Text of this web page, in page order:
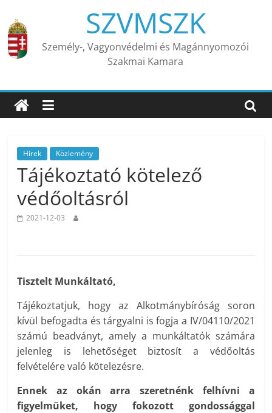
content
SZVMSZK
Személy-, Vagyonvédelmi és Magánnyomozói
Szakmai Kamara
Hírek Közlemény
Tájékoztató kötelező
védőoltásról
2021-12-03
Tisztelt Munkáltató,
Tájékoztatjuk, hogy az Alkotmánybíróság soron
kívül befogadta és tárgyalni is fogja a IV/04110/2021
számú beadványt, amely a munkáltatók számára
jelenleg is lehetőséget biztosít a védőoltás
felvételére való kötelezésre.
Ennek az okán arra szeretnénk felhívni a
figyelmüket, hogy fokozott gondossággal